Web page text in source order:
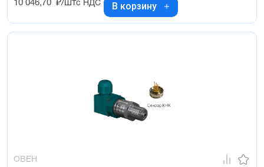
10 046,70 ₽/штс НДС В корзину
ОВЕН